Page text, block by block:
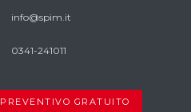
info@spim.it
0341-241011
PREVENTIVO GRATUITO